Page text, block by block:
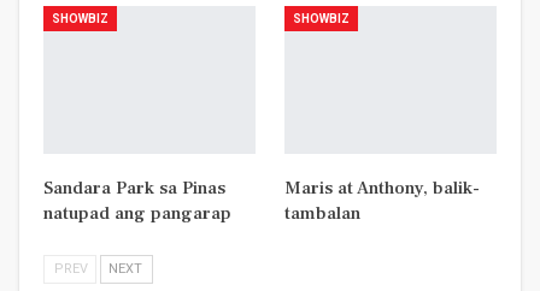
SHOWBIZ
Sandara Park sa Pinas
natupad ang pangarap
SHOWBIZ
Maris at Anthony, balik-
tambalan
PREV NEXT